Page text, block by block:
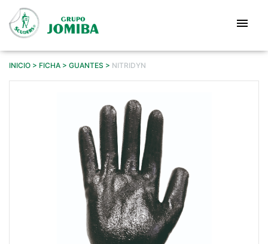
Pasar
contenido
principal
menu
INICIO FICHA GUANTES NITRIDYN